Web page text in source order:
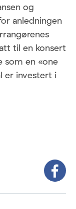
og
anledningen
til en konsert
som en «one
er investert i